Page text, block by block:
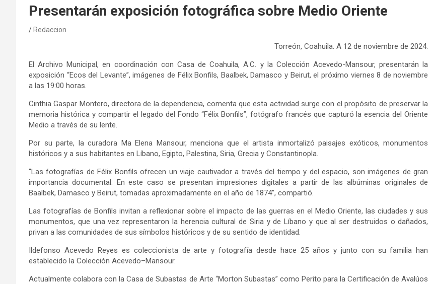
Presentarán exposición fotográfica sobre Medio Oriente
Redaccion
Torreón, Coahuila. A 12 denoviembre de 2024.
ElArchivo Municipal,en coordinación con Casa de Coahuila, A.C. y la Colección Acevedo-Mansour, presentarán la
exposición “Ecos del Levante”, imágenes de Félix Bonfils, Baalbek, Damasco y Beirut, el próximo viernes 8 de noviembre
a las 19:00 horas.
Cinthia Gaspar Montero, directora de la dependencia, comenta que esta actividad surge con el propósito de preservar la
memoria histórica y compartir el legado del Fondo “Félix Bonfils”, fotógrafo francés que capturóla esencia del Oriente
Medio a través de su lente.
Por su parte, la curadora Ma Elena Mansour, menciona que el artista inmortalizópaisajes exóticos, monumentos
históricos y a sus habitantes en Líbano, Egipto, Palestina, Siria, Grecia y Constantinopla.
“Las fotografías deFélix Bonfils ofrecen un viaje cautivador a través del tiempo y del espacio, son imágenes de gran
importancia documental. En este caso se presentan impresiones digitales a partir de las albúminas originales de
Baalbek, Damasco y Beirut, tomadas aproximadamente en el año de 1874”, compartió.
Las fotografías de Bonfils invitan a reflexionar sobre el impacto de las guerras en el Medio Oriente, las ciudades y sus
monumentos, que una vez representaron la herencia cultural de Siria y de Líbano y que al ser destruidos odañados,
privan a las comunidades de sus símbolos históricos y de su sentido de identidad.
Ildefonso Acevedo Reyes es coleccionista de arte y fotografía desde hace 25 años y junto con su familia han
establecido la Colección Acevedo–Mansour.
Actualmente colabora con la Casa de Subastas de Arte “Morton Subastas” como Perito para la Certificación de Avalúos